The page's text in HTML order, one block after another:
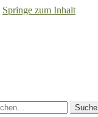
Springe zum Inhalt
Suche